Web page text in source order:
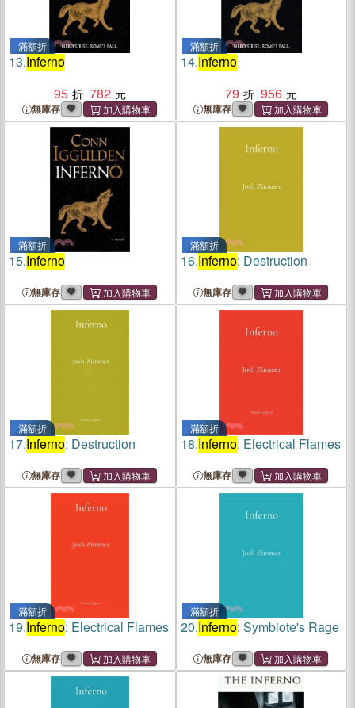
滿額折
13.Inferno
95
782
無庫存
滿額折
14.Inferno
79
956
無庫存
滿額折
15.Inferno
無庫存
滿額折
16.Inferno: Destruction
無庫存
滿額折
17.Inferno: Destruction
無庫存
滿額折
18.Inferno: Electrical Flames
無庫存
滿額折
19.Inferno: Electrical Flames
無庫存
滿額折
20.Inferno: Symbiote's Rage
無庫存